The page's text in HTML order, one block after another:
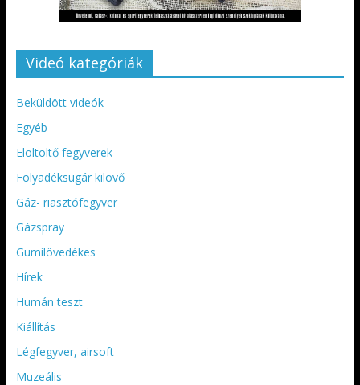
Videó kategóriák
Beküldött videók
Egyéb
Elöltöltő fegyverek
Folyadéksugár kilövő
Gáz- riasztófegyver
Gázspray
Gumilövedékes
Hírek
Humán teszt
Kiállítás
Légfegyver, airsoft
Muzeális